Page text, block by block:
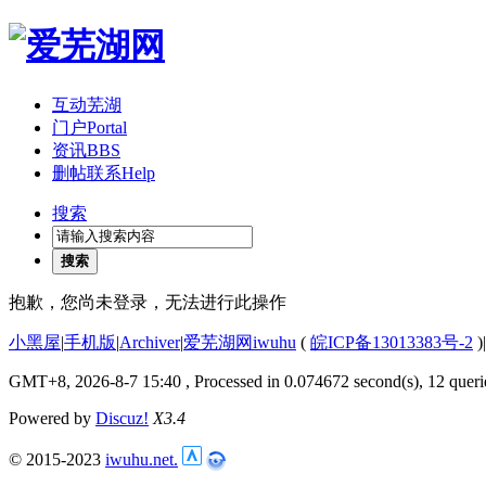
互动芜湖
门户Portal
资讯BBS
删帖联系Help
搜索
搜索
抱歉，您尚未登录，无法进行此操作
小黑屋|手机版|Archiver|爱芜湖网iwuhu ( 皖ICP备13013383号-2 )|
GMT+8, 2026-8-7 15:40 , Processed in 0.074672 second(s), 12
Powered by Discuz! X3.4
© 2015-2023 iwuhu.net.